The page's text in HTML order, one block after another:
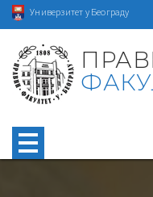
Универзитет у Београду